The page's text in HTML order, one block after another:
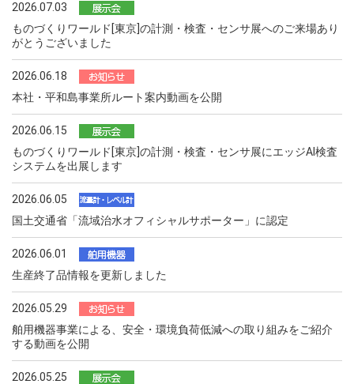
2026.07.03
ものづくりワールド[東京]の計測・検査・センサ展へのご来場あり
がとうございました
2026.06.18
本社・平和島事業所ルート案内動画を公開
2026.06.15
ものづくりワールド[東京]の計測・検査・センサ展にエッジAI検査
システムを出展します
2026.06.05
国土交通省「流域治水オフィシャルサポーター」に認定
2026.06.01
生産終了品情報を更新しました
2026.05.29
舶用機器事業による、安全・環境負荷低減への取り組みをご紹介
する動画を公開
2026.05.25